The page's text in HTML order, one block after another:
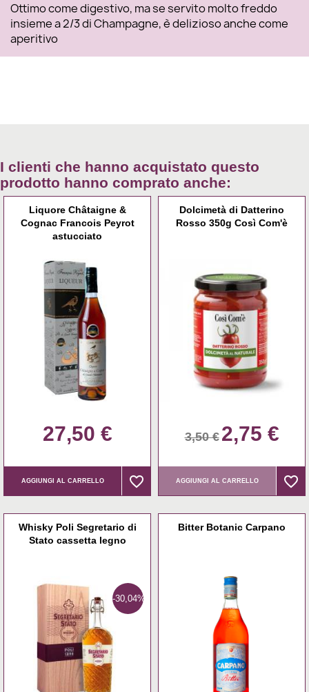
Ottimo come digestivo, ma se servito molto freddo
insieme a 2/3 di Champagne, è delizioso anche come
aperitivo
I clienti che hanno acquistato questo
prodotto hanno comprato anche:
Liquore Châtaigne &
Cognac Francois Peyrot
astucciato
27,50 €
AGGIUNGI AL CARRELLO favorite_border
favorite_border
Dolcimetà di Datterino
Rosso 350g Così Com'è
3,50 € 2,75 €
AGGIUNGI AL CARRELLO favorite_border
favorite_border
Whisky Poli Segretario di
Stato cassetta legno
-30,04%
Bitter Botanic Carpano